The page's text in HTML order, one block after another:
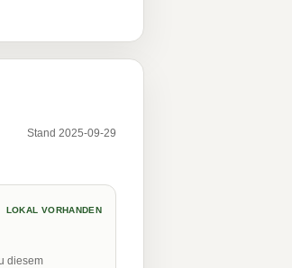
Stand 2025-09-29
LOKAL VORHANDEN
diesem